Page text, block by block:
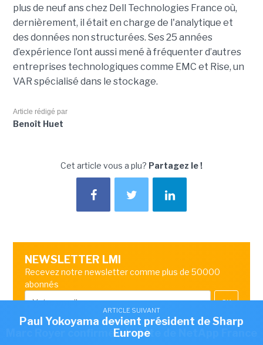
ARTICLE SUIVANT
Romain Passilly prend la direction de Visma
France
ARTICLE SUIVANT
Marc Royer confirmé à la tête de NetApp France
plus de neuf ans chez Dell Technologies France où,
dernièrement, il était en charge de l'analytique et
des données non structurées. Ses 25 années
d’expérience l’ont aussi mené à fréquenter d’autres
entreprises technologiques comme EMC et Rise, un
VAR spécialisé dans le stockage.
Article rédigé par
Benoît Huet
Cet article vous a plu? Partagez le !
NEWSLETTER LMI
Recevez notre newsletter comme plus de 50000
abonnés
OK
ARTICLE SUIVANT
Paul Yokoyama devient président de Sharp
Europe